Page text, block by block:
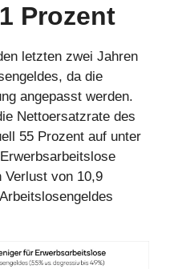
Prozent
letzten zwei Jahren
da die
angepasst werden.
Nettoersatzrate des
55 Prozent auf unter
Verlust von 10,9